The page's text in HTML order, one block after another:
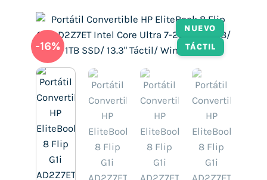
NUEVO
TÁCTIL
-16%